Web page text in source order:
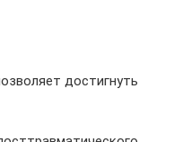
достигнуть